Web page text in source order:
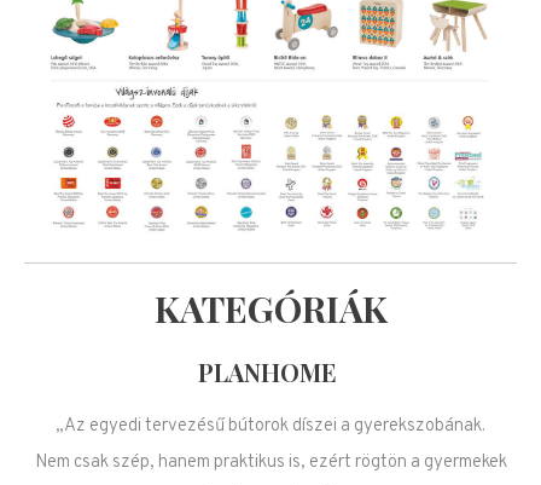
KATEGÓRIÁK
PLANHOME
„Az egyedi tervezésű bútorok díszei a gyerekszobának.
Nem csak szép, hanem praktikus is, ezért rögtön a gyermekek